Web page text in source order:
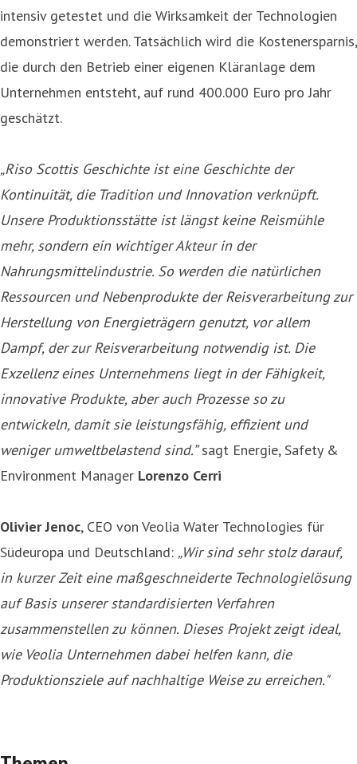
intensiv getestet und die Wirksamkeit der Technologien
demonstriert werden. Tatsächlich wird die Kostenersparnis,
die durch den Betrieb einer eigenen Kläranlage dem
Unternehmen entsteht, auf rund 400.000 Euro pro Jahr
geschätzt.
„Riso Scottis Geschichte ist eine Geschichte der
Kontinuität, die Tradition und Innovation verknüpft.
Unsere Produktionsstätte ist längst keine Reismühle
mehr, sondern ein wichtiger Akteur in der
Nahrungsmittelindustrie. So werden die natürlichen
Ressourcen und Nebenprodukte der Reisverarbeitung zur
Herstellung von Energieträgern genutzt, vor allem
Dampf, der zur Reisverarbeitung notwendig ist. Die
Exzellenz eines Unternehmens liegt in der Fähigkeit,
innovative Produkte, aber auch Prozesse so zu
entwickeln, damit sie leistungsfähig, effizient und
weniger umweltbelastend sind.”sagt Energie, Safety &
Environment Manager Lorenzo Cerri
Olivier Jenoc, CEO von Veolia Water Technologies für
Südeuropa und Deutschland: „Wir sind sehr stolz darauf,
in kurzer Zeit eine maßgeschneiderte Technologielösung
auf Basis unserer standardisierten Verfahren
zusammenstellen zu können. Dieses Projekt zeigt ideal,
wie Veolia Unternehmen dabei helfen kann, die
Produktionsziele auf nachhaltige Weise zu erreichen."